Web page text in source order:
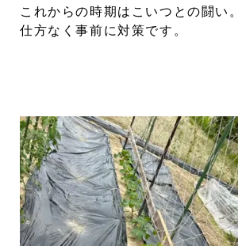
これからの時期はこいつとの闘い。
仕方なく事前に対策です。